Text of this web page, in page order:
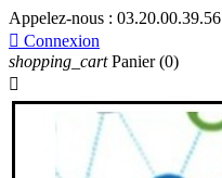
Appelez-nous : 03.20.00.39.56
 Connexion
shopping_cart Panier (0)
